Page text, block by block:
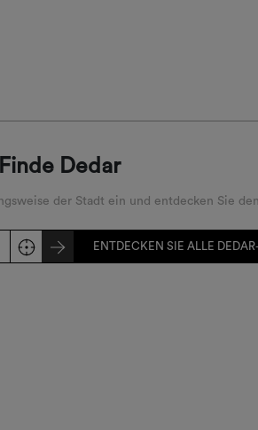
Finde Dedar
der Stadt ein und entdecken Sie
ENTDECKEN SIE ALLE